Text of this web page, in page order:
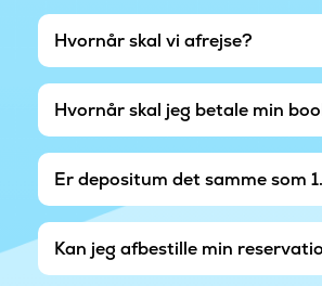
Bogenses hyggelige butikker og
bestemt også et besøg værd.
Hvornår skal vi afrejse?
Hvornår skal jeg betale min
Er depositum det samme som
Kan jeg afbestille min